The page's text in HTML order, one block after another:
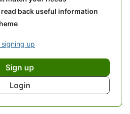
back useful information
up
Sign up
Login